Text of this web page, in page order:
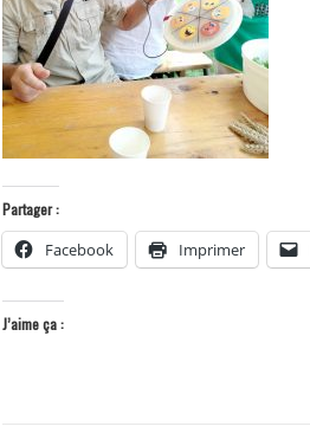
Partager :
Facebook Imprimer
J’aime ça :